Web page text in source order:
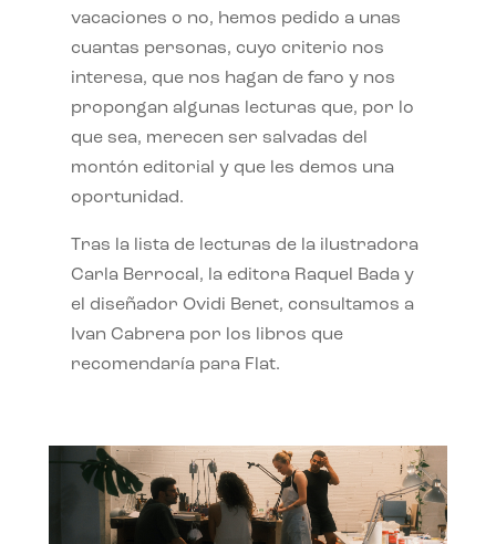
vacaciones o no, hemos pedido a unas
cuantas personas, cuyo criterio nos
interesa, que nos hagan de faro y nos
propongan algunas lecturas que, por lo
que sea, merecen ser salvadas del
montón editorial y que les demos una
oportunidad.
Tras la lista de lecturas de la ilustradora
Carla Berrocal, la editora Raquel Bada y
el diseñador Ovidi Benet, consultamos a
Ivan Cabrera por los libros que
recomendaría para Flat.